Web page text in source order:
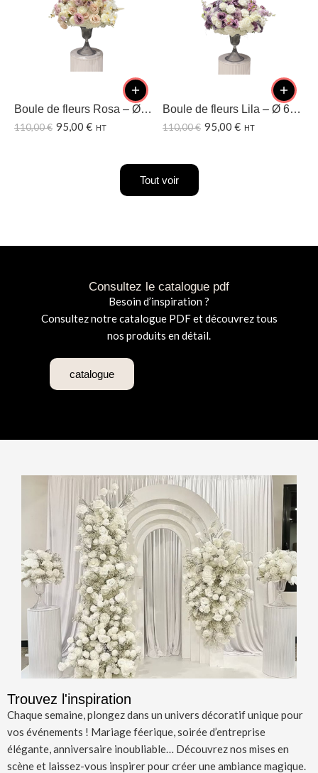
Boule de fleurs Rosa – Ø60 CM
110,00€ 95,00 € HT
Boule de fleurs Lila – Ø 60CM
110,00€ 95,00 € HT
Tout voir
Consultez le catalogue pdf
Besoin d’inspiration ?
Consultez notre catalogue PDF et découvrez tous
nos produits en détail.
catalogue
Trouvez l'inspiration
Chaque semaine, plongez dans un univers décoratif unique pour
vos événements ! Mariage féerique, soirée d’entreprise
élégante, anniversaire inoubliable… Découvrez nos mises en
scène et laissez-vous inspirer pour créer une ambiance magique.